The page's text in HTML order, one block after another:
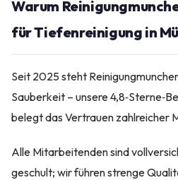
Warum
für Tiefenreinigung in
Seit 2025 steht
Sauberkeit – unsere
belegt das Vertrauen zahlreicher
Alle Mitarbeitenden sind
geschult; wir führen strenge